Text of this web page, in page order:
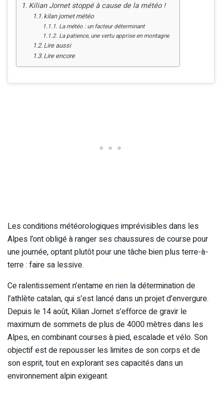
Kilian Jornet stoppé à cause de la météo !
kilan jornet météo
La météo : un facteur déterminant
La patience, une vertu apprise en montagne
Lire aussi
Lire encore
Les conditions météorologiques imprévisibles dans les
Alpes l’ont obligé à ranger ses chaussures de course pour
une journée, optant plutôt pour une tâche bien plus terre-à-
terre : faire sa lessive.
Ce ralentissement n’entame en rien la détermination de
l’athlète catalan, qui s’est lancé dans un projet d’envergure.
Depuis le 14 août, Kilian Jornet s’efforce de gravir le
maximum de sommets de plus de 4000 mètres dans les
Alpes, en combinant courses à pied, escalade et vélo. Son
objectif est de repousser les limites de son corps et de
son esprit, tout en explorant ses capacités dans un
environnement alpin exigeant.